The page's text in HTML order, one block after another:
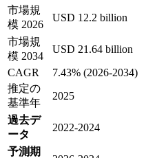
市場規
模 2026
USD 12.2 billion
市場規
模 2034
USD 21.64 billion
CAGR
7.43% (2026-2034)
推定の
基準年
2025
過去デ
ータ
2022-2024
予測期